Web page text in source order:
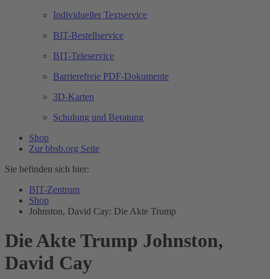
Individueller Textservice
BIT-Bestellservice
BIT-Teleservice
Barrierefreie PDF-Dokumente
3D-Karten
Schulung und Beratung
Shop
Zur bbsb.org Seite
Sie befinden sich hier:
BIT-Zentrum
Shop
Johnston, David Cay: Die Akte Trump
Die Akte Trump Johnston,
David Cay